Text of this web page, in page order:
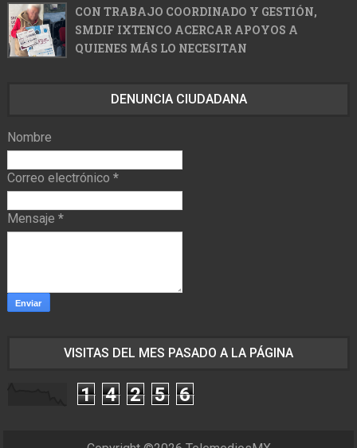
CON TRABAJO COORDINADO Y GESTIÓN,
SMDIF IXTENCO ACERCAR APOYOS A
QUIENES MÁS LO NECESITAN
DENUNCIA CIUDADANA
Nombre
Correo electrónico *
Mensaje *
VISITAS DEL MES PASADO A LA PÁGINA
1 4 2 5 6